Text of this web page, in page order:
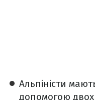
Альпіністи
допомогою двох